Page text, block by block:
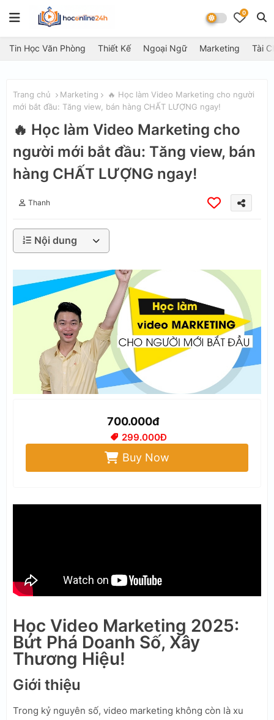
0
Tin Học Văn Phòng Thiết Kế Ngoại Ngữ Marketing Tài
Trang chủ Marketing
🔥 Học làm Video Marketing cho người
mới bắt đầu: Tăng view, bán hàng CHẤT LƯỢNG ngay!
🔥 Học làm Video Marketing cho
người mới bắt đầu: Tăng view, bán
hàng CHẤT LƯỢNG ngay!
Thanh
Nội dung
700.000đ
299.000Đ
Buy Now
Học Video Marketing 2025:
Bứt Phá Doanh Số, Xây
Thương Hiệu!
Giới thiệu
Trong kỷ nguyên số, video marketing không còn là xu